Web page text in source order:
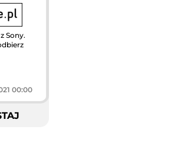
Sony.
00:00